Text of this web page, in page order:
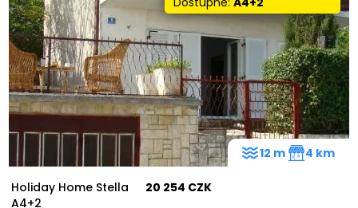
Holiday Home Stella
A4+2
20 254 CZK
12 m 4 km